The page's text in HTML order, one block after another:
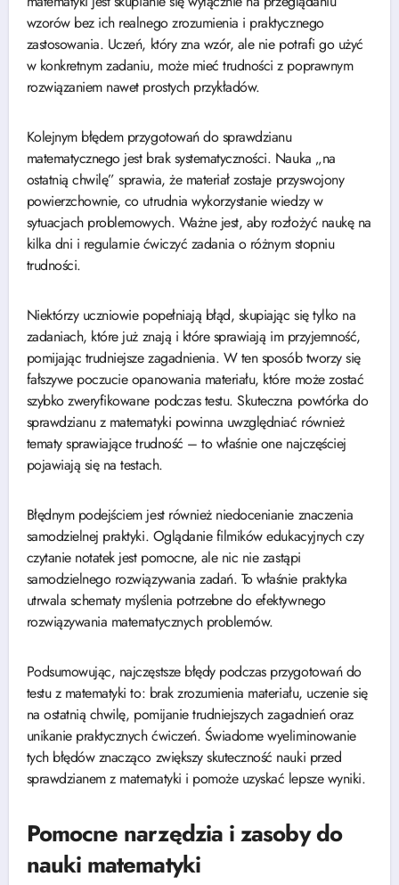
wzorów bez ich realnego zrozumienia i praktycznego
zastosowania. Uczeń, który zna wzór, ale nie potrafi go użyć
w konkretnym zadaniu, może mieć trudności z poprawnym
rozwiązaniem nawet prostych przykładów.
Kolejnym błędem przygotowań do sprawdzianu
matematycznego jest brak systematyczności. Nauka „na
ostatnią chwilę” sprawia, że materiał zostaje przyswojony
powierzchownie, co utrudnia wykorzystanie wiedzy w
sytuacjach problemowych. Ważne jest, aby rozłożyć naukę na
kilka dni i regularnie ćwiczyć zadania o różnym stopniu
trudności.
Niektórzy uczniowie popełniają błąd, skupiając się tylko na
zadaniach, które już znają i które sprawiają im przyjemność,
pomijając trudniejsze zagadnienia. W ten sposób tworzy się
fałszywe poczucie opanowania materiału, które może zostać
szybko zweryfikowane podczas testu. Skuteczna powtórka do
sprawdzianu z matematyki powinna uwzględniać również
tematy sprawiające trudność – to właśnie one najczęściej
pojawiają się na testach.
Błędnym podejściem jest również niedocenianie znaczenia
samodzielnej praktyki. Oglądanie filmików edukacyjnych czy
czytanie notatek jest pomocne, ale nic nie zastąpi
samodzielnego rozwiązywania zadań. To właśnie praktyka
utrwala schematy myślenia potrzebne do efektywnego
rozwiązywania matematycznych problemów.
Podsumowując, najczęstsze błędy podczas przygotowań do
testu z matematyki to: brak zrozumienia materiału, uczenie się
na ostatnią chwilę, pomijanie trudniejszych zagadnień oraz
unikanie praktycznych ćwiczeń. Świadome wyeliminowanie
tych błędów znacząco zwiększy skuteczność nauki przed
sprawdzianem z matematyki i pomoże uzyskać lepsze wyniki.
Pomocne narzędzia i zasoby do
nauki matematyki